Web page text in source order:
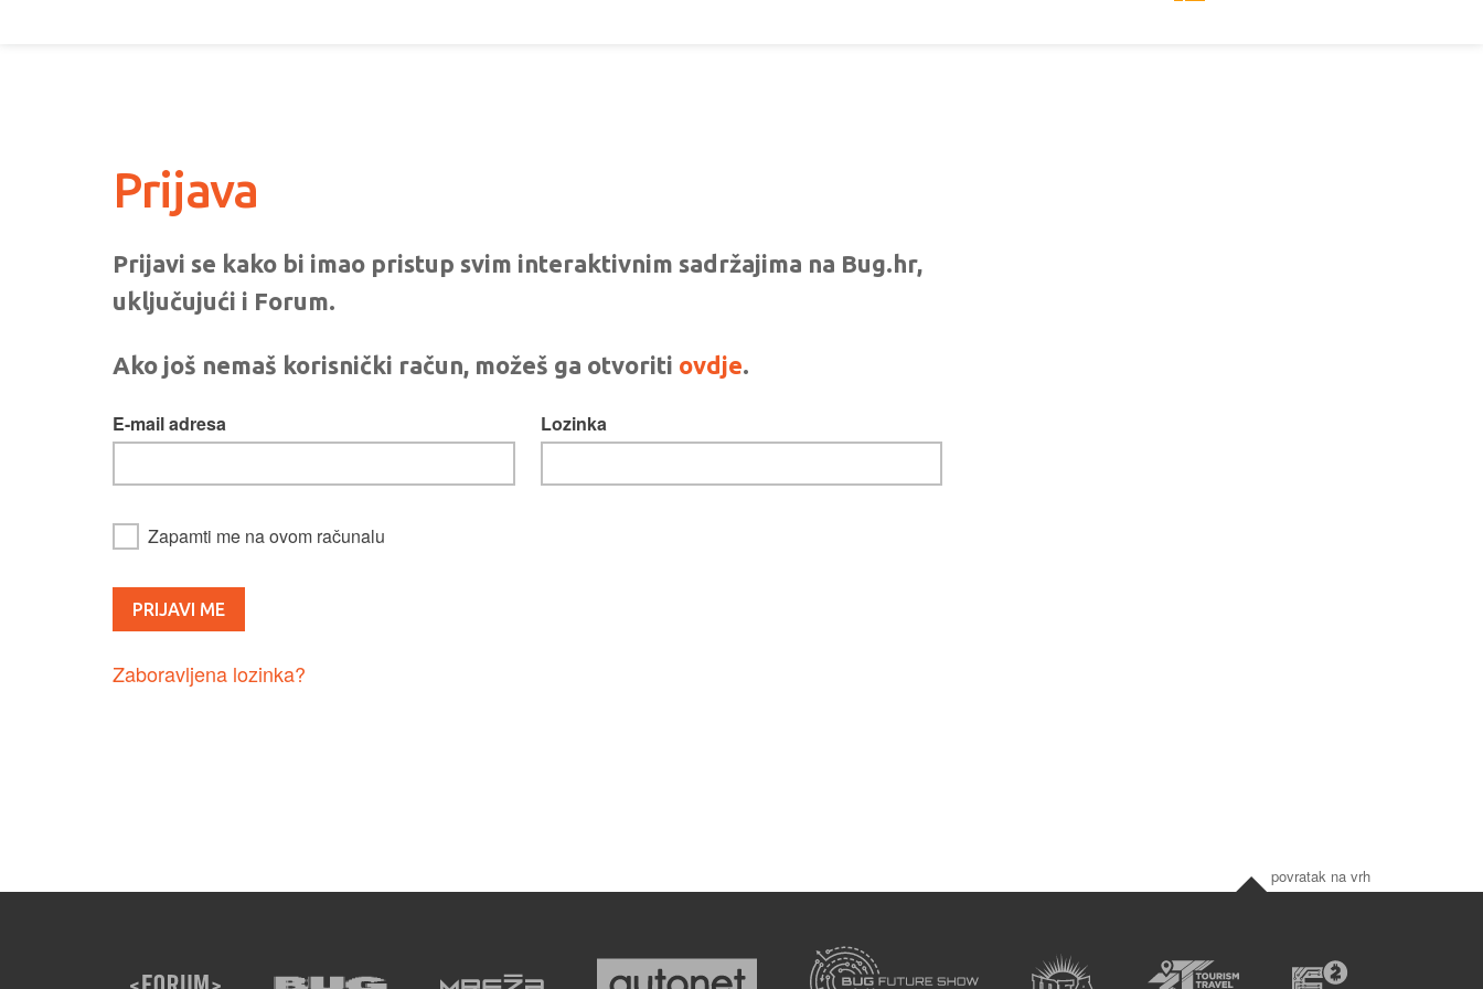
Prijava
Prijavi se kako bi imao pristup svim interaktivnim sadržajima na Bug.hr,
uključujući i Forum.
Ako još nemaš korisnički račun, možeš ga otvoriti ovdje.
E-mail adresa Lozinka
Zapamti me na ovom računalu
Zaboravljena lozinka?
povratak na vrh